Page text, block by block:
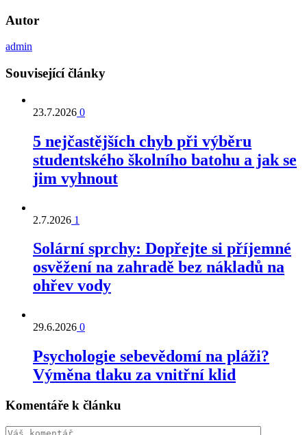
Autor
admin
Související články
23.7.2026 0
5 nejčastějších chyb při výběru
studentského školního batohu a jak se
jim vyhnout
2.7.2026 1
Solární sprchy: Dopřejte si příjemné
osvěžení na zahradě bez nákladů na
ohřev vody
29.6.2026 0
Psychologie sebevědomí na pláži?
Výměna tlaku za vnitřní klid
Komentáře k článku